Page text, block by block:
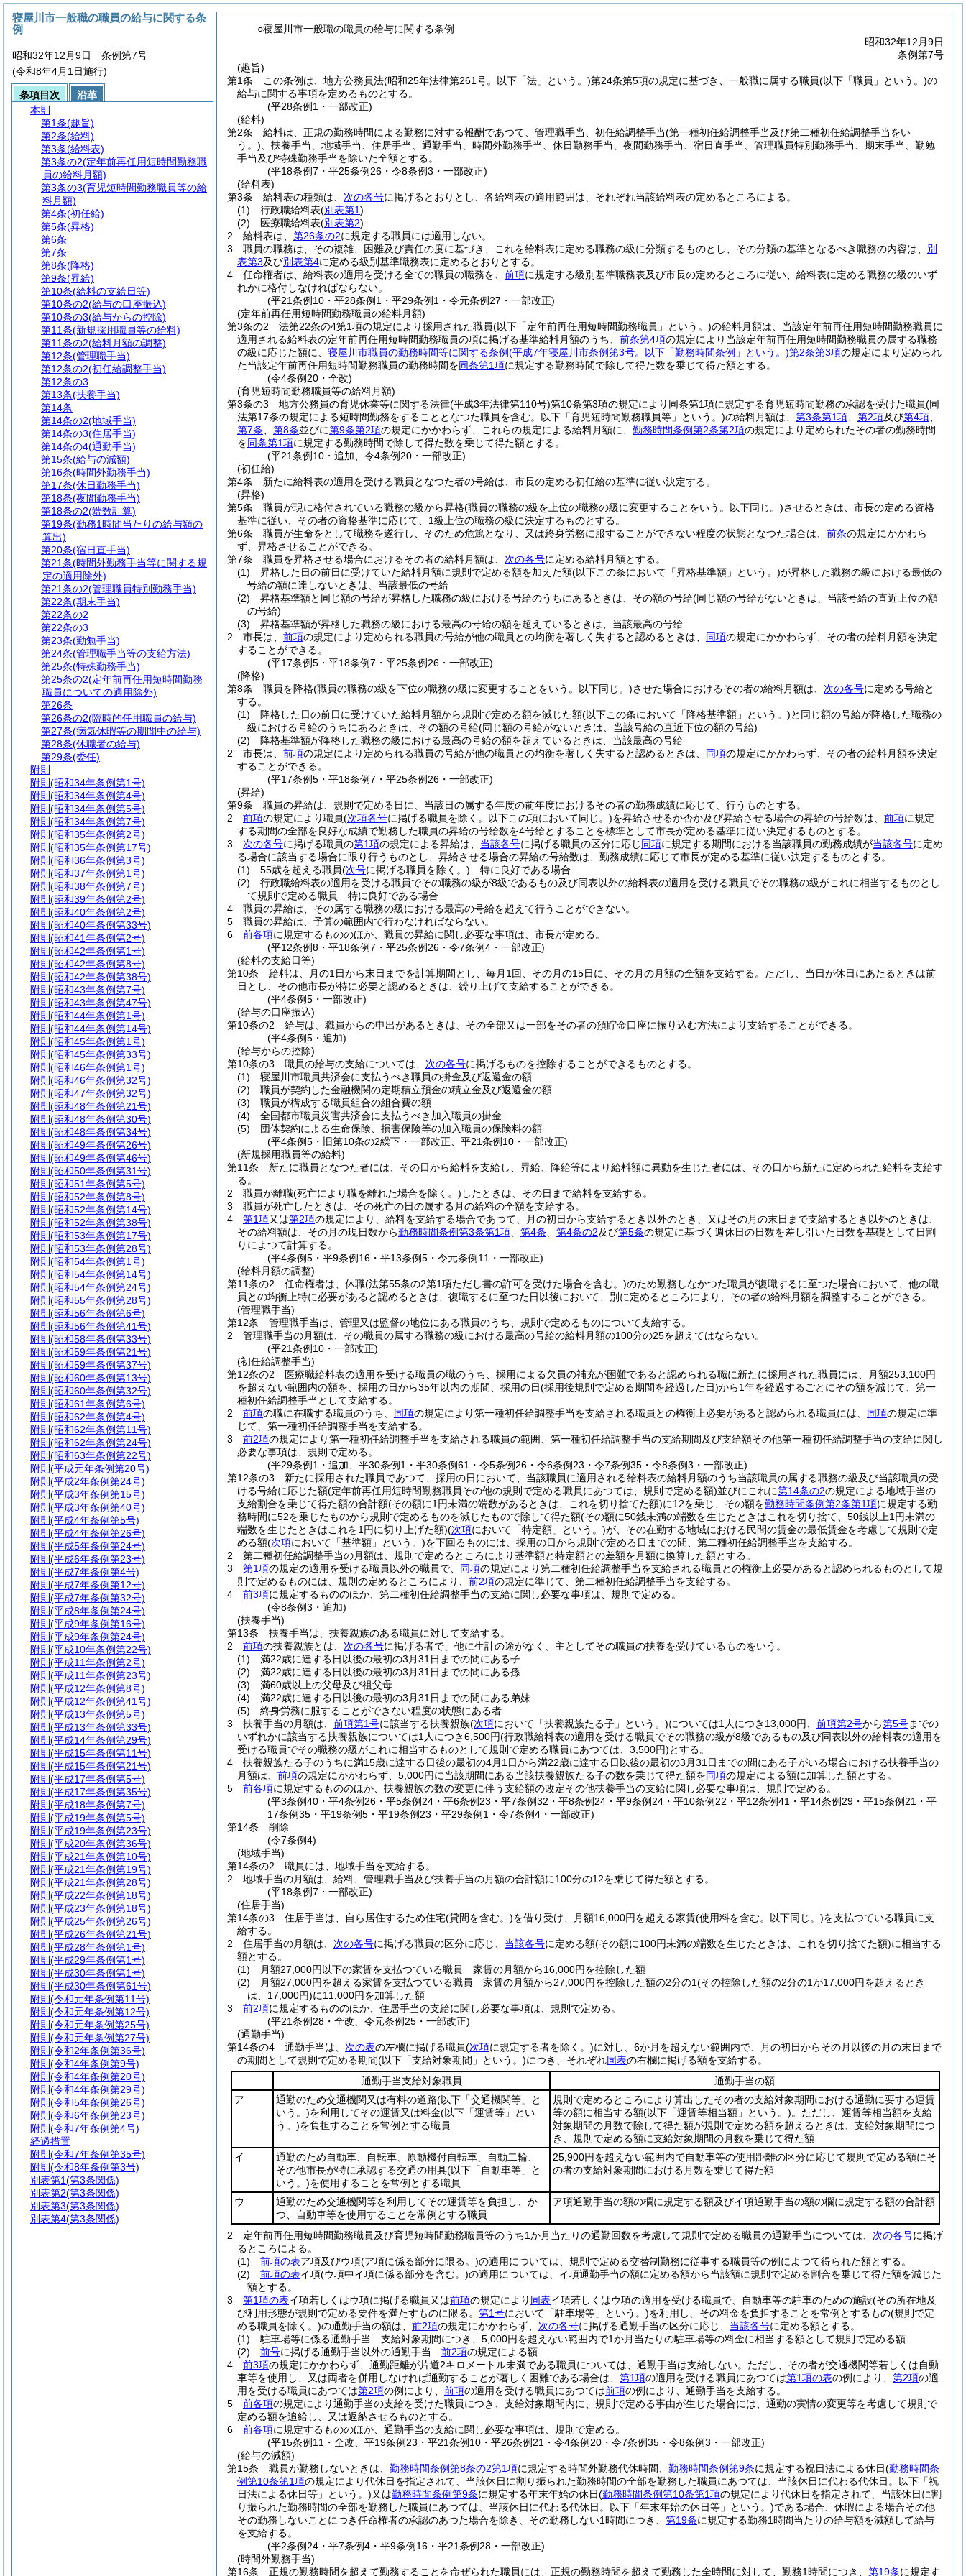
○寝屋川市一般職の職員の給与に関する条例
昭和32年12月9日
条例第7号
(趣旨)
第1条
この条例は、地方公務員法(昭和25年法律第261号。以下「法」という。)第24条第5項の規定に基づき、一般職に属する職員(以下「職員」という。)の
給与に関する事項を定めるものとする。
(平28条例1・一部改正)
(給料)
第2条
給料は、正規の勤務時間による勤務に対する報酬であつて、管理職手当、初任給調整手当(第一種初任給調整手当及び第二種初任給調整手当をい
う。) 、扶養手当、地域手当、住居手当、通勤手当、時間外勤務手当、休日勤務手当、夜間勤務手当、宿日直手当、管理職員特別勤務手当、期末手当、勤勉
手当及び特殊勤務手当を除いた全額とする。
(平18条例7・平25条例26・令8条例3・一部改正)
(給料表)
第3条
給料表の種類は、 次の各号に掲げるとおりとし、各給料表の適用範囲は、それぞれ当該給料表の定めるところによる。
(1)
行政職給料表(別表第1)
(2)
医療職給料表(別表第2)
2
給料表は、 第26条の2に規定する職員には適用しない。
3
職員の職務は、その複雑、困難及び責任の度に基づき、これを給料表に定める職務の級に分類するものとし、その分類の基準となるべき職務の内容は、 別
表第3及び別表第4に定める級別基準職務表に定めるとおりとする。
4
任命権者は、給料表の適用を受ける全ての職員の職務を、 前項に規定する級別基準職務表及び市長の定めるところに従い、給料表に定める職務の級のいず
れかに格付しなければならない。
(平21条例10・平28条例1・平29条例1・令元条例27・一部改正)
(定年前再任用短時間勤務職員の給料月額)
第3条の2
法第22条の4第1項の規定により採用された職員(以下「定年前再任用短時間勤務職員」という。)の給料月額は、当該定年前再任用短時間勤務職員に
適用される給料表の定年前再任用短時間勤務職員の項に掲げる基準給料月額のうち、 前条第4項の規定により当該定年前再任用短時間勤務職員の属する職務
の級に応じた額に、 寝屋川市職員の勤務時間等に関する条例(平成7年寝屋川市条例第3号。以下「勤務時間条例」という。)第2条第3項の規定により定められ
た当該定年前再任用短時間勤務職員の勤務時間を同条第1項に規定する勤務時間で除して得た数を乗じて得た額とする。
(令4条例20・全改)
(育児短時間勤務職員等の給料月額)
第3条の3
地方公務員の育児休業等に関する法律(平成3年法律第110号)第10条第3項の規定により同条第1項に規定する育児短時間勤務の承認を受けた職員(同
法第17条の規定による短時間勤務をすることとなつた職員を含む。以下「育児短時間勤務職員等」という。)の給料月額は、 第3条第1項 第2項及び第4項
第7条
第8条並びに第9条第2項の規定にかかわらず、これらの規定による給料月額に、 勤務時間条例第2条第2項の規定により定められたその者の勤務時間
を同条第1項に規定する勤務時間で除して得た数を乗じて得た額とする。
(平21条例10・追加、令4条例20・一部改正)
(初任給)
第4条
新たに給料表の適用を受ける職員となつた者の号給は、市長の定める初任給の基準に従い決定する。
(昇格)
第5条
職員が現に格付されている職務の級から昇格(職員の職務の級を上位の職務の級に変更することをいう。以下同じ。)させるときは、市長の定める資格
基準に従い、その者の資格基準に応じて、1級上位の職務の級に決定するものとする。
第6条
職員が生命をとして職務を遂行し、そのため危篤となり、又は終身労務に服することができない程度の状態となつた場合は、 前条の規定にかかわら
ず、昇格させることができる。
第7条
職員を昇格させる場合におけるその者の給料月額は、 次の各号に定める給料月額とする。
(1)
昇格した日の前日に受けていた給料月額に規則で定める額を加えた額(以下この条において「昇格基準額」という。)が昇格した職務の級における最低の
号給の額に達しないときは、当該最低の号給
(2)
昇格基準額と同じ額の号給が昇格した職務の級における号給のうちにあるときは、その額の号給(同じ額の号給がないときは、当該号給の直近上位の額
の号給)
(3)
昇格基準額が昇格した職務の級における最高の号給の額を超えているときは、当該最高の号給
2
市長は、 前項の規定により定められる職員の号給が他の職員との均衡を著しく失すると認めるときは、 同項の規定にかかわらず、その者の給料月額を決定
することができる。
(平17条例5・平18条例7・平25条例26・一部改正)
(降格)
第8条
職員を降格(職員の職務の級を下位の職務の級に変更することをいう。以下同じ。)させた場合におけるその者の給料月額は、 次の各号に定める号給と
する。
(1)
降格した日の前日に受けていた給料月額から規則で定める額を減じた額(以下この条において「降格基準額」という。)と同じ額の号給が降格した職務の
級における号給のうちにあるときは、その額の号給(同じ額の号給がないときは、当該号給の直近下位の額の号給)
(2)
降格基準額が降格した職務の級における最高の号給の額を超えているときは、当該最高の号給
2
市長は、 前項の規定により定められる職員の号給が他の職員との均衡を著しく失すると認めるときは、 同項の規定にかかわらず、その者の給料月額を決定
することができる。
(平17条例5・平18条例7・平25条例26・一部改正)
(昇給)
第9条
職員の昇給は、規則で定める日に、当該日の属する年度の前年度におけるその者の勤務成績に応じて、行うものとする。
2
前項の規定により職員(次項各号に掲げる職員を除く。以下この項において同じ。)を昇給させるか否か及び昇給させる場合の昇給の号給数は、 前項に規定
する期間の全部を良好な成績で勤務した職員の昇給の号給数を4号給とすることを標準として市長が定める基準に従い決定するものとする。
3
次の各号に掲げる職員の第1項の規定による昇給は、 当該各号に掲げる職員の区分に応じ同項に規定する期間における当該職員の勤務成績が当該各号に定め
る場合に該当する場合に限り行うものとし、昇給させる場合の昇給の号給数は、勤務成績に応じて市長が定める基準に従い決定するものとする。
(1)
55歳を超える職員(次号に掲げる職員を除く。) 特に良好である場合
(2)
行政職給料表の適用を受ける職員でその職務の級が8級であるもの及び同表以外の給料表の適用を受ける職員でその職務の級がこれに相当するものとし
て規則で定める職員 特に良好である場合
4
職員の昇給は、その属する職務の級における最高の号給を超えて行うことができない。
5
職員の昇給は、予算の範囲内で行わなければならない。
6
前各項に規定するもののほか、職員の昇給に関し必要な事項は、市長が定める。
(平12条例8・平18条例7・平25条例26・令7条例4・一部改正)
(給料の支給日等)
第10条
給料は、月の1日から末日までを計算期間とし、毎月1回、その月の15日に、その月の月額の全額を支給する。 ただし、当日が休日にあたるときは前
日とし、その他市長が特に必要と認めるときは、繰り上げて支給することができる。
(平4条例5・一部改正)
(給与の口座振込)
第10条の2
給与は、職員からの申出があるときは、その全部又は一部をその者の預貯金口座に振り込む方法により支給することができる。
(平4条例5・追加)
(給与からの控除)
第10条の3
職員の給与の支給については、 次の各号に掲げるものを控除することができるものとする。
(1)
寝屋川市職員共済会に支払うべき職員の掛金及び返還金の額
(2)
職員が契約した金融機関の定期積立預金の積立金及び返還金の額
(3)
職員が構成する職員組合の組合費の額
(4)
全国都市職員災害共済会に支払うべき加入職員の掛金
(5)
団体契約による生命保険、損害保険等の加入職員の保険料の額
(平4条例5・旧第10条の2繰下・一部改正、平21条例10・一部改正)
(新規採用職員等の給料)
第11条
新たに職員となつた者には、その日から給料を支給し、昇給、降給等により給料額に異動を生じた者には、その日から新たに定められた給料を支給す
る。
2
職員が離職(死亡により職を離れた場合を除く。) したときは、その日まで給料を支給する。
3
職員が死亡したときは、その死亡の日の属する月の給料の全額を支給する。
4
第1項又は第2項の規定により、給料を支給する場合であつて、月の初日から支給するとき以外のとき、又はその月の末日まで支給するとき以外のときは、
その給料額は、その月の現日数から勤務時間条例第3条第1項 第4条 第4条の2及び第5条の規定に基づく週休日の日数を差し引いた日数を基礎として日割
りによつて計算する。
(平4条例5・平9条例16・平13条例5・令元条例11・一部改正)
(給料月額の調整)
第11条の2
任命権者は、休職(法第55条の2第1項ただし書の許可を受けた場合を含む。)のため勤務しなかつた職員が復職するに至つた場合において、他の職
員との均衡上特に必要があると認めるときは、復職するに至つた日以後において、別に定めるところにより、その者の給料月額を調整することができる。
(管理職手当)
第12条
管理職手当は、管理又は監督の地位にある職員のうち、規則で定めるものについて支給する。
2
管理職手当の月額は、その職員の属する職務の級における最高の号給の給料月額の100分の25を超えてはならない。
(平21条例10・一部改正)
(初任給調整手当)
第12条の2
医療職給料表の適用を受ける職員の職のうち、採用による欠員の補充が困難であると認められる職に新たに採用された職員には、月額253,100円
を超えない範囲内の額を、採用の日から35年以内の期間、採用の日(採用後規則で定める期間を経過した日)から1年を経過するごとにその額を減じて、第一
種初任給調整手当として支給する。
2
前項の職に在職する職員のうち、 同項の規定により第一種初任給調整手当を支給される職員との権衡上必要があると認められる職員には、 同項の規定に準
じて、第一種初任給調整手当を支給する。
3
前2項の規定により第一種初任給調整手当を支給される職員の範囲、第一種初任給調整手当の支給期間及び支給額その他第一種初任給調整手当の支給に関し
必要な事項は、規則で定める。
(平29条例1・追加、平30条例1・平30条例61・令5条例26・令6条例23・令7条例35・令8条例3・一部改正)
第12条の3
新たに採用された職員であつて、採用の日において、当該職員に適用される給料表の給料月額のうち当該職員の属する職務の級及び当該職員の受
ける号給に応じた額(定年前再任用短時間勤務職員その他の規則で定める職員にあつては、規則で定める額)並びにこれに第14条の2の規定による地域手当の
支給割合を乗じて得た額の合計額(その額に1円未満の端数があるときは、これを切り捨てた額)に12を乗じ、その額を勤務時間条例第2条第1項に規定する勤
務時間に52を乗じたものから規則で定めるものを減じたもので除して得た額(その額に50銭未満の端数を生じたときはこれを切り捨て、50銭以上1円未満の
端数を生じたときはこれを1円に切り上げた額)(次項において「特定額」という。)が、その在勤する地域における民間の賃金の最低賃金を考慮して規則で定
める額(次項において「基準額」という。)を下回るものには、採用の日から規則で定める日までの間、第二種初任給調整手当を支給する。
2
第二種初任給調整手当の月額は、規則で定めるところにより基準額と特定額との差額を月額に換算した額とする。
3
第1項の規定の適用を受ける職員以外の職員で、 同項の規定により第二種初任給調整手当を支給される職員との権衡上必要があると認められるものとして規
則で定めるものには、規則の定めるところにより、 前2項の規定に準じて、第二種初任給調整手当を支給する。
4
前3項に規定するもののほか、第二種初任給調整手当の支給に関し必要な事項は、規則で定める。
(令8条例3・追加)
(扶養手当)
第13条
扶養手当は、扶養親族のある職員に対して支給する。
2
前項の扶養親族とは、 次の各号に掲げる者で、他に生計の途がなく、主としてその職員の扶養を受けているものをいう。
(1)
満22歳に達する日以後の最初の3月31日までの間にある子
(2)
満22歳に達する日以後の最初の3月31日までの間にある孫
(3)
満60歳以上の父母及び祖父母
(4)
満22歳に達する日以後の最初の3月31日までの間にある弟妹
(5)
終身労務に服することができない程度の状態にある者
3
扶養手当の月額は、 前項第1号に該当する扶養親族(次項において「扶養親族たる子」という。)については1人につき13,000円、 前項第2号から第5号までの
いずれかに該当する扶養親族については1人につき6,500円(行政職給料表の適用を受ける職員でその職務の級が8級であるもの及び同表以外の給料表の適用を
受ける職員でその職務の級がこれに相当するものとして規則で定める職員にあつては、3,500円)とする。
4
扶養親族たる子のうちに満15歳に達する日後の最初の4月1日から満22歳に達する日以後の最初の3月31日までの間にある子がいる場合における扶養手当の
月額は、 前項の規定にかかわらず、5,000円に当該期間にある当該扶養親族たる子の数を乗じて得た額を同項の規定による額に加算した額とする。
5
前各項に規定するもののほか、扶養親族の数の変更に伴う支給額の改定その他扶養手当の支給に関し必要な事項は、規則で定める。
(平3条例40・平4条例26・平5条例24・平6条例23・平7条例32・平8条例24・平9条例24・平10条例22・平12条例41・平14条例29・平15条例21・平
17条例35・平19条例5・平19条例23・平29条例1・令7条例4・一部改正)
第14条
削除
(令7条例4)
(地域手当)
第14条の2
職員には、地域手当を支給する。
2
地域手当の月額は、給料、管理職手当及び扶養手当の月額の合計額に100分の12を乗じて得た額とする。
(平18条例7・一部改正)
(住居手当)
第14条の3
住居手当は、自ら居住するため住宅(貸間を含む。)を借り受け、月額16,000円を超える家賃(使用料を含む。以下同じ。)を支払つている職員に支
給する。
2
住居手当の月額は、 次の各号に掲げる職員の区分に応じ、 当該各号に定める額(その額に100円未満の端数を生じたときは、これを切り捨てた額)に相当する
額とする。
(1)
月額27,000円以下の家賃を支払つている職員 家賃の月額から16,000円を控除した額
(2)
月額27,000円を超える家賃を支払つている職員 家賃の月額から27,000円を控除した額の2分の1(その控除した額の2分の1が17,000円を超えるとき
は、17,000円)に11,000円を加算した額
3
前2項に規定するもののほか、住居手当の支給に関し必要な事項は、規則で定める。
(平21条例28・全改、令元条例25・一部改正)
(通勤手当)
第14条の4
通勤手当は、 次の表の左欄に掲げる職員(次項に規定する者を除く。)に対し、6か月を超えない範囲内で、月の初日からその月以後の月の末日まで
の期間として規則で定める期間(以下「支給対象期間」という。)につき、それぞれ同表の右欄に掲げる額を支給する。
通勤手当支給対象職員
通勤手当の額
ア
通勤のため交通機関又は有料の道路(以下「交通機関等」と
いう。)を利用してその運賃又は料金(以下「運賃等」とい
う。)を負担することを常例とする職員
規則で定めるところにより算出したその者の支給対象期間における通勤に要する運賃
等の額に相当する額(以下「運賃等相当額」という。)。ただし、運賃等相当額を支給
対象期間の月数で除して得た額が規則で定める額を超えるときは、支給対象期間につ
き、規則で定める額に支給対象期間の月数を乗じて得た額
イ
通勤のため自動車、自転車、原動機付自転車、自動二輪、
その他市長が特に承認する交通の用具(以下「自動車等」と
いう。)を使用することを常例とする職員
25,900円を超えない範囲内で自動車等の使用距離の区分に応じて規則で定める額にそ
の者の支給対象期間における月数を乗じて得た額
ウ
通勤のため交通機関等を利用してその運賃等を負担し、か
つ、自動車等を使用することを常例とする職員
ア項通勤手当の額の欄に規定する額及びイ項通勤手当の額の欄に規定する額の合計額
2 定年前再任用短時間勤務職員及び育児短時間勤務職員等のうち1か月当たりの通勤回数を考慮して規則で定める職員の通勤手当については、 次の各号に掲げ
るところによる。
(1)
前項の表ア項及びウ項(ア項に係る部分に限る。)の適用については、規則で定める交替制勤務に従事する職員等の例によつて得られた額とする。
(2)
前項の表イ項(ウ項中イ項に係る部分を含む。)の適用については、イ項通勤手当の額に定める額から当該額に規則で定める割合を乗じて得た額を減じた
額とする。
3
第1項の表イ項若しくはウ項に掲げる職員又は前項の規定により 同表イ項若しくはウ項の適用を受ける職員で、自動車等の駐車のための施設(その所在地及
び利用形態が規則で定める要件を満たすものに限る。 第1号において「駐車場等」という。)を利用し、その料金を負担することを常例とするもの(規則で定
める職員を除く。)の通勤手当の額は、 前2項の規定にかかわらず、 次の各号に掲げる通勤手当の区分に応じ、 当該各号に定める額とする。
(1)
駐車場等に係る通勤手当 支給対象期間につき、5,000円を超えない範囲内で1か月当たりの駐車場等の料金に相当する額として規則で定める額
(2)
前号に掲げる通勤手当以外の通勤手当 前2項の規定による額
4
前3項の規定にかかわらず、通勤距離が片道2キロメートル未満である職員については、通勤手当は支給しない。 ただし、その者が交通機関等若しくは自動
車等を使用し、又は両者を併用しなければ通勤することが著しく困難である場合は、 第1項の適用を受ける職員にあつては第1項の表の例により、 第2項の適
用を受ける職員にあつては第2項の例により、 前項の適用を受ける職員にあつては前項の例により、通勤手当を支給する。
5
前各項の規定により通勤手当の支給を受けた職員につき、支給対象期間内に、規則で定める事由が生じた場合には、通勤の実情の変更等を考慮して規則で
定める額を追給し、又は返納させるものとする。
6
前各項に規定するもののほか、通勤手当の支給に関し必要な事項は、規則で定める。
(平15条例11・全改、平19条例23・平21条例10・平26条例21・令4条例20・令7条例35・令8条例3・一部改正)
(給与の減額)
第15条
職員が勤務しないときは、 勤務時間条例第8条の2第1項に規定する時間外勤務代休時間、 勤務時間条例第9条に規定する祝日法による休日(勤務時間条
例第10条第1項の規定により代休日を指定されて、当該休日に割り振られた勤務時間の全部を勤務した職員にあつては、当該休日に代わる代休日。以下「祝
日法による休日等」という。)又は勤務時間条例第9条に規定する年末年始の休日(勤務時間条例第10条第1項の規定により代休日を指定されて、当該休日に割
り振られた勤務時間の全部を勤務した職員にあつては、当該休日に代わる代休日。以下「年末年始の休日等」という。)である場合、休暇による場合その他
その勤務しないことにつき任命権者の承認のあつた場合を除き、その勤務しない1時間につき、 第19条に規定する勤務1時間当たりの給与額を減額して給与
を支給する。
(平2条例24・平7条例4・平9条例16・平21条例28・一部改正)
(時間外勤務手当)
第16条
正規の勤務時間を超えて勤務することを命ぜられた職員には、正規の勤務時間を超えて勤務した全時間に対して、勤務1時間につき、 第19条に規定す
寝屋川市一般職の職員の給与に関する条
例
昭和32年12月9日 条例第7号
(令和8年4月1日施行)
条項目次
沿革
本則
第1条(趣旨)
第2条(給料)
第3条(給料表)
第3条の2(定年前再任用短時間勤務職
員の給料月額)
第3条の3(育児短時間勤務職員等の給
料月額)
第4条(初任給)
第5条(昇格)
第6条
第7条
第8条(降格)
第9条(昇給)
第10条(給料の支給日等)
第10条の2(給与の口座振込)
第10条の3(給与からの控除)
第11条(新規採用職員等の給料)
第11条の2(給料月額の調整)
第12条(管理職手当)
第12条の2(初任給調整手当)
第12条の3
第13条(扶養手当)
第14条
第14条の2(地域手当)
第14条の3(住居手当)
第14条の4(通勤手当)
第15条(給与の減額)
第16条(時間外勤務手当)
第17条(休日勤務手当)
第18条(夜間勤務手当)
第18条の2(端数計算)
第19条(勤務1時間当たりの給与額の
算出)
第20条(宿日直手当)
第21条(時間外勤務手当等に関する規
定の適用除外)
第21条の2(管理職員特別勤務手当)
第22条(期末手当)
第22条の2
第22条の3
第23条(勤勉手当)
第24条(管理職手当等の支給方法)
第25条(特殊勤務手当)
第25条の2(定年前再任用短時間勤務
職員についての適用除外)
第26条
第26条の2(臨時的任用職員の給与)
第27条(病気休暇等の期間中の給与)
第28条(休職者の給与)
第29条(委任)
附則
附則 (昭和34年条例第1号)
附則 (昭和34年条例第4号)
附則 (昭和34年条例第5号)
附則 (昭和34年条例第7号)
附則 (昭和35年条例第2号)
附則 (昭和35年条例第17号)
附則 (昭和36年条例第3号)
附則 (昭和37年条例第1号)
附則 (昭和38年条例第7号)
附則 (昭和39年条例第2号)
附則 (昭和40年条例第2号)
附則 (昭和40年条例第33号)
附則 (昭和41年条例第2号)
附則 (昭和42年条例第1号)
附則 (昭和42年条例第8号)
附則 (昭和42年条例第38号)
附則 (昭和43年条例第7号)
附則 (昭和43年条例第47号)
附則 (昭和44年条例第1号)
附則 (昭和44年条例第14号)
附則 (昭和45年条例第1号)
附則 (昭和45年条例第33号)
附則 (昭和46年条例第1号)
附則 (昭和46年条例第32号)
附則 (昭和47年条例第32号)
附則 (昭和48年条例第21号)
附則 (昭和48年条例第30号)
附則 (昭和48年条例第34号)
附則 (昭和49年条例第26号)
附則 (昭和49年条例第46号)
附則 (昭和50年条例第31号)
附則 (昭和51年条例第5号)
附則 (昭和52年条例第8号)
附則 (昭和52年条例第14号)
附則 (昭和52年条例第38号)
附則 (昭和53年条例第17号)
附則 (昭和53年条例第28号)
附則 (昭和54年条例第1号)
附則 (昭和54年条例第14号)
附則 (昭和54年条例第24号)
附則 (昭和55年条例第28号)
附則 (昭和56年条例第6号)
附則 (昭和56年条例第41号)
附則 (昭和58年条例第33号)
附則 (昭和59年条例第21号)
附則 (昭和59年条例第37号)
附則 (昭和60年条例第13号)
附則 (昭和60年条例第32号)
附則 (昭和61年条例第6号)
附則 (昭和62年条例第4号)
附則 (昭和62年条例第11号)
附則 (昭和62年条例第24号)
附則 (昭和63年条例第22号)
附則 (平成元年条例第20号)
附則 (平成2年条例第24号)
附則 (平成3年条例第15号)
附則 (平成3年条例第40号)
附則 (平成4年条例第5号)
附則 (平成4年条例第26号)
附則 (平成5年条例第24号)
附則 (平成6年条例第23号)
附則 (平成7年条例第4号)
附則 (平成7年条例第12号)
附則 (平成7年条例第32号)
附則 (平成8年条例第24号)
附則 (平成9年条例第16号)
附則 (平成9年条例第24号)
附則 (平成10年条例第22号)
附則 (平成11年条例第2号)
附則 (平成11年条例第23号)
附則 (平成12年条例第8号)
附則 (平成12年条例第41号)
附則 (平成13年条例第5号)
附則 (平成13年条例第33号)
附則 (平成14年条例第29号)
附則 (平成15年条例第11号)
附則 (平成15年条例第21号)
附則 (平成17年条例第5号)
附則 (平成17年条例第35号)
附則 (平成18年条例第7号)
附則 (平成19年条例第5号)
附則 (平成19年条例第23号)
附則 (平成20年条例第36号)
附則 (平成21年条例第10号)
附則 (平成21年条例第19号)
附則 (平成21年条例第28号)
附則 (平成22年条例第18号)
附則 (平成23年条例第18号)
附則 (平成25年条例第26号)
附則 (平成26年条例第21号)
附則 (平成28年条例第1号)
附則 (平成29年条例第1号)
附則 (平成30年条例第1号)
附則 (平成30年条例第61号)
附則 (令和元年条例第11号)
附則 (令和元年条例第12号)
附則 (令和元年条例第25号)
附則 (令和元年条例第27号)
附則 (令和2年条例第36号)
附則 (令和4年条例第9号)
附則 (令和4年条例第20号)
附則 (令和4年条例第29号)
附則 (令和5年条例第26号)
附則 (令和6年条例第23号)
附則 (令和7年条例第4号)
経過措置
附則 (令和7年条例第35号)
附則 (令和8年条例第3号)
別表第1(第3条関係)
別表第2(第3条関係)
別表第3(第3条関係)
別表第4(第3条関係)